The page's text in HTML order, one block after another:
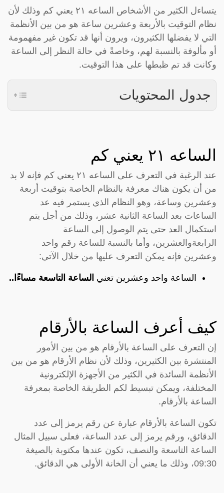
يتساءل الكثير من الأشخاص الساعه ٢١ يعني كم وذلك لأن
نظام التوقيت بالأربعة وعشرين ساعة هو من بين الأنظمة
التي لا يفضلها الكثيرون، ويرون أنها قد تكون غير مفهمومة
أو مألوفة بالنسبة لهم، وخاصةً في حالة النظر إلى الساعة
وكانت قد تم ظبطها على هذا التوقيت.
جدول المحتويات
الساعه ٢١ يعني كم
عند الرغبة في التعرف على الساعه ٢١ يعني كم فإنه لا بد
من أن يكون هناك معرفة بالنظام الخاصة بتوقيت أربعة
وعشرين وساعة، وهو النظام الذي يستمر فيه عد
الساعات بعد الساعة الثانية عشر، وذلك من أجل يتم
استكمال العد حتى يتم الوصول إلى الساعة
الرابعةوالعشرين، وأما بالنسبة للساعة رقم واحد
وعشرين فإنه يمكن التعرف عليها من خلال الآتي:
الساعة واحد وعشرين تعني الساعة التاسعة مساءًا..
كيف أعرف الساعة بالأرقام
إن التعرف على الساعة بالأرقام هو من بين الأمور
المنتشرة بين الكثيرين، وذلك لأن نظام الأرقام هو من بين
الأنظمة السائدة في الكثير من الأجهزة الإلكترونية
المختلفة، ويمكن تبسيط لكم الطريقة الخاصة بمعرفة
الساعة بالأرقام.
تكون الساعة بالأرقام عبارة عن رقم يرمز إلى عدد
الدقائق، ورقم يرمز إلى عدد الساعة، فعلى سبيل المثال
الساعة التاسعة والنصف، تكون عندها مكتوبة بالصيغة
09:30، وذلك ما يعني أن الخانة الأولى هي الدقائق.